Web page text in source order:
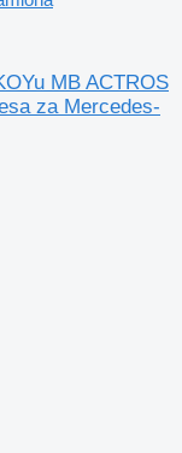
MB ACTROS
za Mercedes-